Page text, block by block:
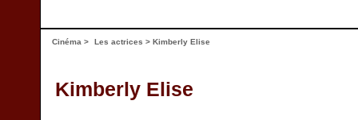
Cinéma > Les actrices > Kimberly Elise
Kimberly Elise